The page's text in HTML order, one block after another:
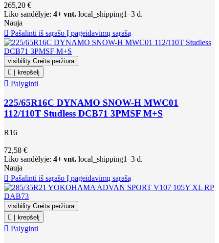
265,20 €
Liko sandėlyje: 4+ vnt. local_shipping1–3 d.
Nauja
 Pašalinti iš sąrašo Į pageidavimų sąrašą
visibility Greita peržiūra
 Į krepšelį
 Palyginti
225/65R16C DYNAMO SNOW-H MWC01
112/110T Studless DCB71 3PMSF M+S
R16
72,58 €
Liko sandėlyje: 4+ vnt. local_shipping1–3 d.
Nauja
 Pašalinti iš sąrašo Į pageidavimų sąrašą
visibility Greita peržiūra

Į krepšelį
 Palyginti